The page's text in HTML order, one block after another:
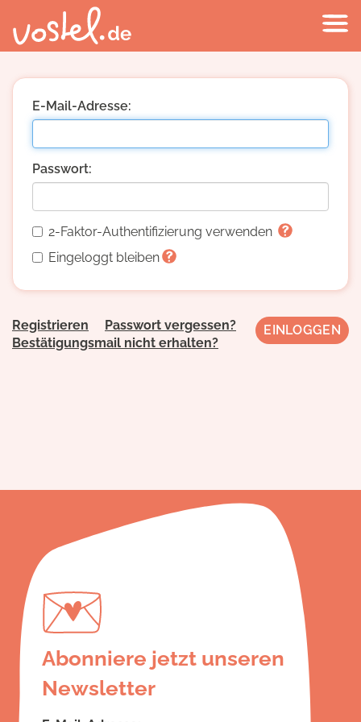
E-Mail-Adresse:
Passwort:
2-Faktor-Authentifizierung verwenden
Eingeloggt bleiben
Registrieren
Passwort vergessen?
Bestätigungsmail nicht erhalten?
Abonniere jetzt unseren
Newsletter